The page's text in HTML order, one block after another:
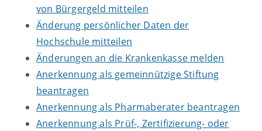
von Bürgergeld mitteilen
Änderung persönlicher Daten der
Hochschule mitteilen
Änderungen an die Krankenkasse melden
Anerkennung als gemeinnützige Stiftung
beantragen
Anerkennung als Pharmaberater beantragen
Anerkennung als Prüf-, Zertifizierung- oder